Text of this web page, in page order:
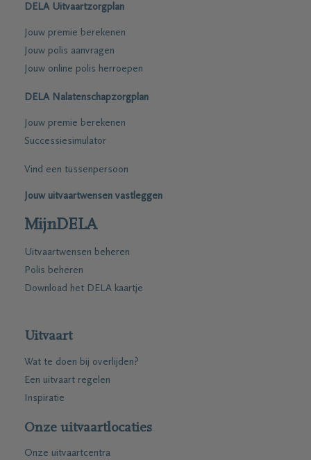
DELA Uitvaartzorgplan
Jouw premie berekenen
Jouw polis aanvragen
Jouw online polis herroepen
DELA Nalatenschapzorgplan
Jouw premie berekenen
Successiesimulator
Vind een tussenpersoon
Jouw uitvaartwensen vastleggen
MijnDELA
Uitvaartwensen beheren
Polis beheren
Download het DELA kaartje
Uitvaart
Wat te doen bij overlijden?
Een uitvaart regelen
Inspiratie
Onze uitvaartlocaties
Onze uitvaartcentra